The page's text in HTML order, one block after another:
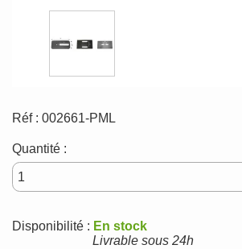
Réf : 002661-PML
Quantité :
Disponibilité : En stock
Livrable sous 24h